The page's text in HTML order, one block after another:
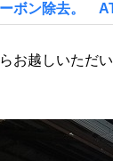
ボン除去。
お越しいた